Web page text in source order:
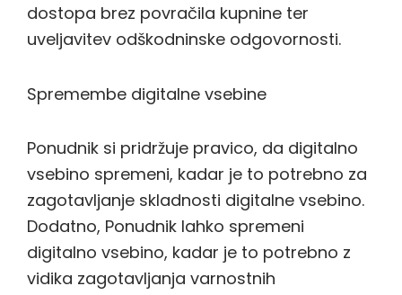
dostopa brez povračila kupnine ter
uveljavitev odškodninske odgovornosti.
Spremembe digitalne vsebine
Ponudnik si pridržuje pravico, da digitalno
vsebino spremeni, kadar je to potrebno za
zagotavljanje skladnosti digitalne vsebino.
Dodatno, Ponudnik lahko spremeni
digitalno vsebino, kadar je to potrebno z
vidika zagotavljanja varnostnih